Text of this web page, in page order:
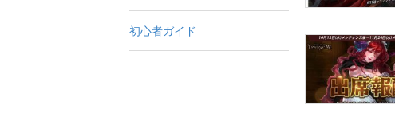
初心者ガイド